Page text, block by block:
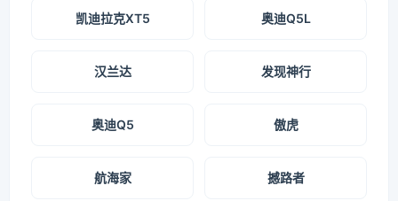
凯迪拉克XT5 奥迪Q5L
汉兰达 发现神行
奥迪Q5 傲虎
航海家 撼路者